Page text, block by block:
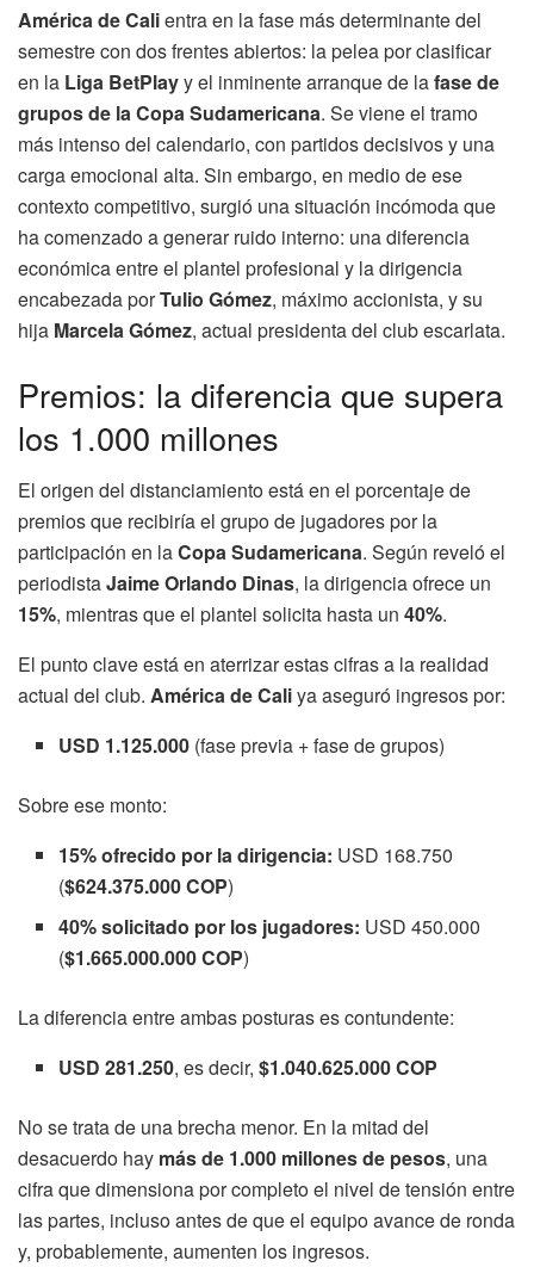
América de Calientra en la fase más determinante del
semestre con dos frentes abiertos: la pelea por clasificar
en la Liga BetPlayy el inminente arranque de lafase de
grupos de la Copa Sudamericana. Se viene el tramo
más intenso del calendario, con partidos decisivos y una
carga emocional alta. Sin embargo, en medio de ese
contexto competitivo, surgió una situación incómoda que
ha comenzado a generar ruido interno: una diferencia
económica entre el plantel profesional y la dirigencia
encabezada porTulio Gómez, máximo accionista, y su
hija Marcela Gómez, actual presidenta del club escarlata.
Premios: la diferencia que supera
los 1.000 millones
El origen del distanciamiento está en el porcentaje de
premios que recibiría el grupo de jugadores por la
participación en laCopa Sudamericana. Según reveló el
periodistaJaime Orlando Dinas, la dirigencia ofrece un
15%, mientras que el plantel solicita hasta un 40%.
El punto clave está en aterrizar estas cifras a la realidad
actual del club. América de Caliya aseguró ingresos por:
USD 1.125.000 (fase previa + fase de grupos)
Sobre ese monto:
15% ofrecido por la dirigencia: USD 168.750
($624.375.000 COP)
40% solicitado por los jugadores: USD 450.000
($1.665.000.000 COP)
La diferencia entre ambas posturas es contundente:
USD 281.250, es decir,$1.040.625.000 COP
No se trata de una brecha menor. En la mitad del
desacuerdo hay más de 1.000 millones de pesos, una
cifra que dimensiona por completo el nivel de tensión entre
las partes, incluso antes de que el equipo avance de ronda
y, probablemente, aumenten los ingresos.